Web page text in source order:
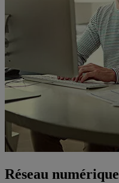
Réseau numérique